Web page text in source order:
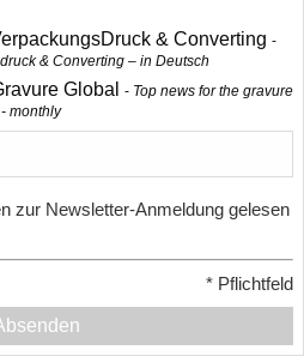
& Converting
& Converting – in Deutsch
Global
Top news for the gravure
monthly
zur Newsletter-Anmeldung gelesen
* Pflichtfeld